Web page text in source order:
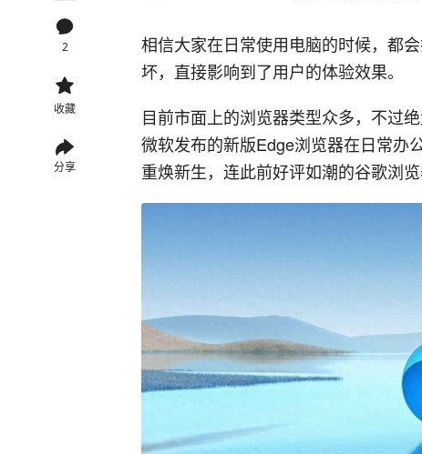
2
收藏
分享
相信大家在日常使用电脑的时候，都
坏，直接影响到了用户的体验效果。
目前市面上的浏览器类型众多，不过
微软发布的新版Edge浏览器在日常办
重焕新生，连此前好评如潮的谷歌浏览